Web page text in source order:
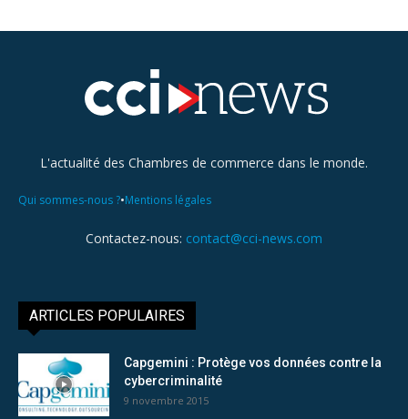
L'actualité des Chambres de commerce dans le monde.
Qui sommes-nous ?•Mentions légales
Contactez-nous: contact@cci-news.com
ARTICLES POPULAIRES
Capgemini : Protège vos données contre la
cybercriminalité
9 novembre 2015